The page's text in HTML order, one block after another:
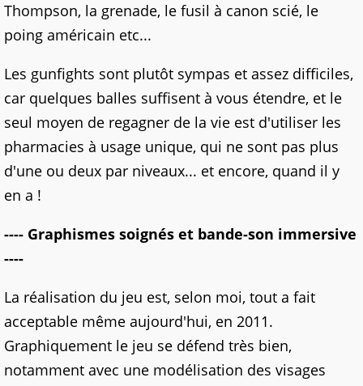
Thompson, la grenade, le fusil à canon scié, le
poing américain etc...
Les gunfights sont plutôt sympas et assez difficiles,
car quelques balles suffisent à vous étendre, et le
seul moyen de regagner de la vie est d'utiliser les
pharmacies à usage unique, qui ne sont pas plus
d'une ou deux par niveaux... et encore, quand il y
en a !
---- Graphismes soignés et bande-son immersive
----
La réalisation du jeu est, selon moi, tout a fait
acceptable même aujourd'hui, en 2011.
Graphiquement le jeu se défend très bien,
notamment avec une modélisation des visages